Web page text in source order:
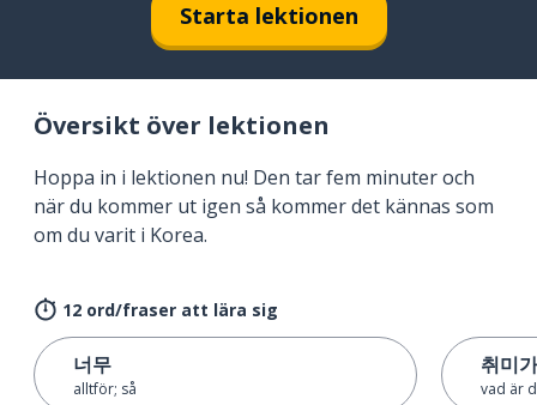
Starta lektionen
Översikt över lektionen
Hoppa in i lektionen nu! Den tar fem minuter och
när du kommer ut igen så kommer det kännas som
om du varit i Korea.
12 ord/fraser att lära sig
너무
alltför; så
취미
vad är